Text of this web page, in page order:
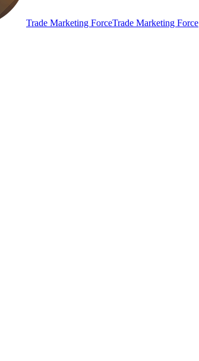
Trade Marketing ForceTrade Marketing Force